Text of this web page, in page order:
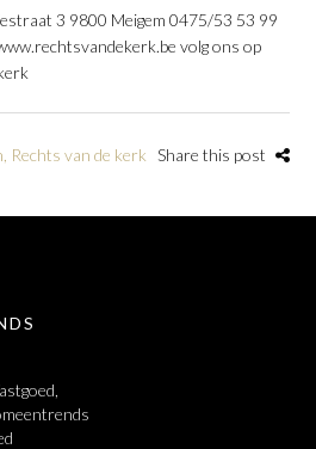
3 9800 Meigem 0475/53 53 99
volg ons op
Rechts van de kerk Share this post